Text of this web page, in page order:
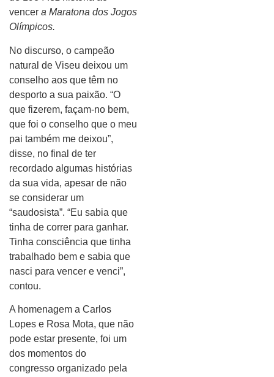
vencer a Maratona dos Jogos
Olímpicos.
No discurso, o campeão
natural de Viseu deixou um
conselho aos que têm no
desporto a sua paixão. “O
que fizerem, façam-no bem,
que foi o conselho que o meu
pai também me deixou”,
disse, no final de ter
recordado algumas histórias
da sua vida, apesar de não
se considerar um
“saudosista”. “Eu sabia que
tinha de correr para ganhar.
Tinha consciência que tinha
trabalhado bem e sabia que
nasci para vencer e venci”,
contou.
A homenagem a Carlos
Lopes e Rosa Mota, que não
pode estar presente, foi um
dos momentos do
congresso organizado pela